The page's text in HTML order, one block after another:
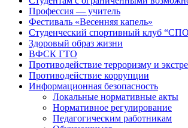
Профессия — учитель
Фестиваль «Весенняя капель»
Студенческий спортивный клуб
Здоровый образ жизни
ВФСК ГТО
Противодействие терроризму и
Противодействие коррупции
Информационная безопасность
Локальные нормативные акты
Нормативное регулирование
Педагогическим работникам